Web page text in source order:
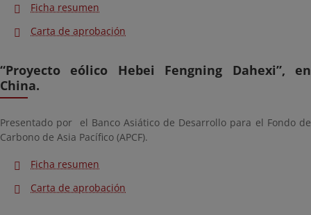
Ficha resumen
Carta de aprobación
“Proyecto eólico Hebei Fengning Dahexi”, en
China.
Presentado por el Banco Asiático de Desarrollo para el Fondo de
Carbono de Asia Pacífico (APCF).
Ficha resumen
Carta de aprobación